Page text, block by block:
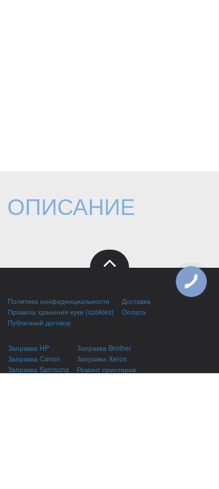
ОПИСАНИЕ
Политика конфиденциальности
Правила хранения куки (cookies)
Публичный договор
Доставка
Оплата
Заправка HP
Заправка Canon
Заправка Samsung
Заправка Brother
Заправка Xerox
Ремонт принтеров